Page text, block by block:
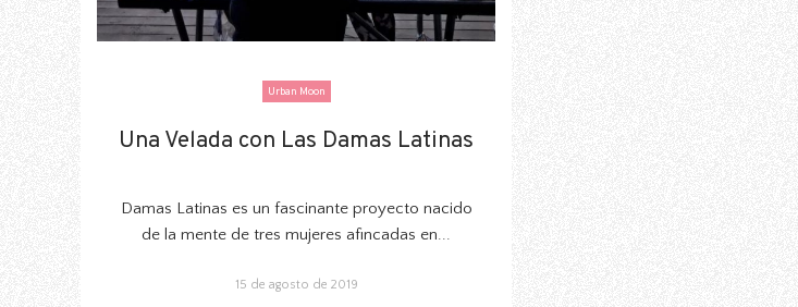
Urban Moon
Una Velada con Las Damas Latinas
Una Velada con Las Damas Latinas
Damas Latinas es un fascinante proyecto nacido
de la mente de tres mujeres afincadas en...
15 de agosto de 2019